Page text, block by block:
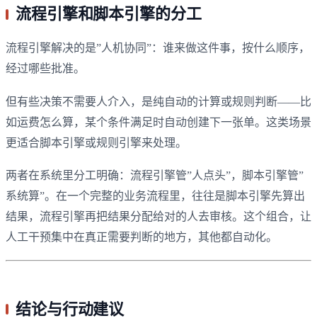
流程引擎和脚本引擎的分工
流程引擎解决的是”人机协同”：谁来做这件事，按什么顺序，
经过哪些批准。
但有些决策不需要人介入，是纯自动的计算或规则判断——比
如运费怎么算，某个条件满足时自动创建下一张单。这类场景
更适合脚本引擎或规则引擎来处理。
两者在系统里分工明确：流程引擎管”人点头”，脚本引擎管”
系统算”。在一个完整的业务流程里，往往是脚本引擎先算出
结果，流程引擎再把结果分配给对的人去审核。这个组合，让
人工干预集中在真正需要判断的地方，其他都自动化。
结论与行动建议